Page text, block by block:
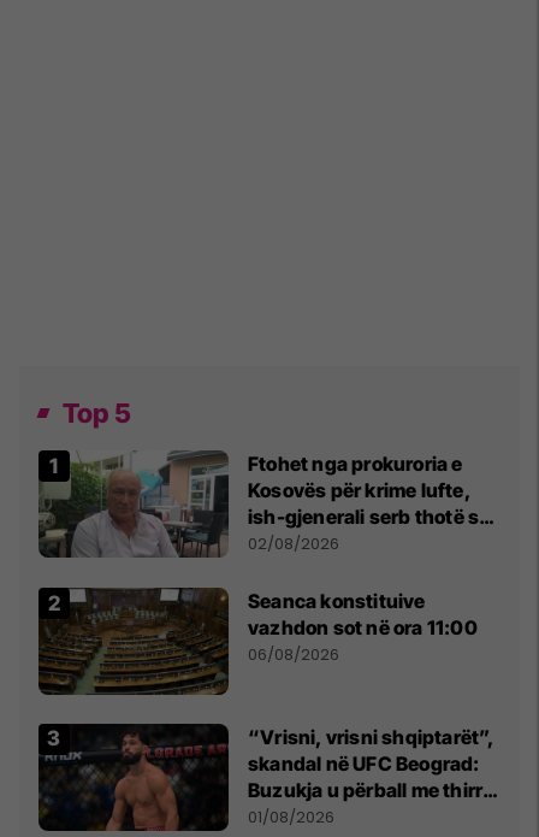
Top 5
Ftohet nga prokuroria e
Kosovës për krime lufte,
ish-gjenerali serb thotë se
dikush e tradhtoi në
02/08/2026
Seanca konstituive
vazhdon sot në ora 11:00
06/08/2026
“Vrisni, vrisni shqiptarët”,
skandal në UFC Beograd:
Buzukja u përball me thirrje
anti-shqiptare nga
01/08/2026